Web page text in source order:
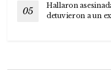
Hallaron
detuvieron a un